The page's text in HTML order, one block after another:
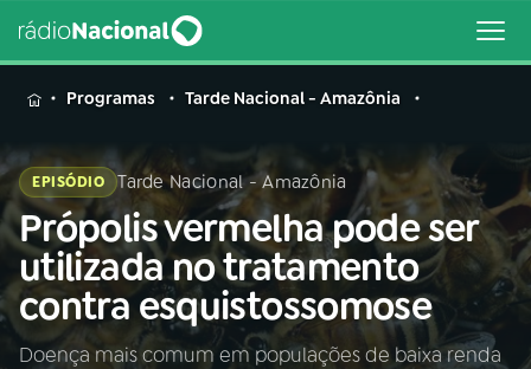
MENU
Buscar
na
Rádio
Nacional
Buscar
AO VIVO
Programas Tarde Nacional - Amazônia
EPISÓDIO Tarde Nacional - Amazônia
Própolis vermelha pode ser
utilizada no tratamento
contra esquistossomose
Doença mais comum em populações de baixa renda